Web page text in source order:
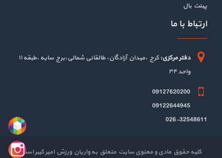
پینت بال
ارتباط با ما
دفتر مرکزی:
کرج ،میدان آزادگان، طالقانی شمالی،برج سایه ،طبقه ۱۱
واحد ۳۴
09127620200
09122644945
026-32548611
کلیه حقوق مادی و معنوی سایت متعلق به واریان ورزش امیر کبیر است